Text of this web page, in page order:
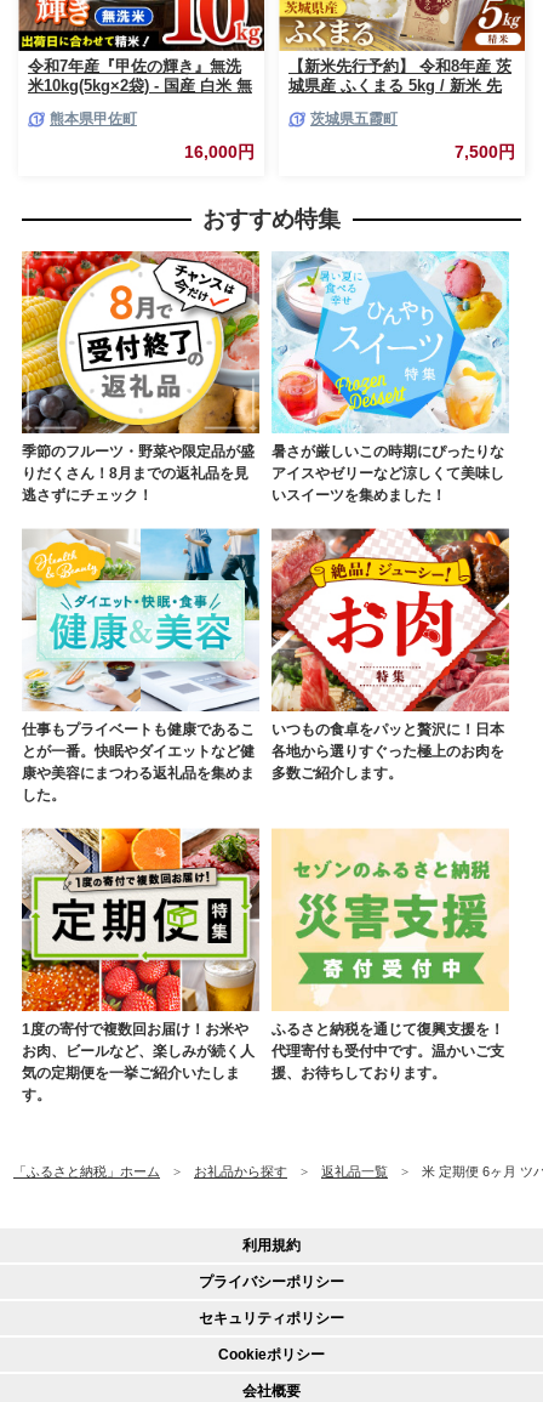
令和7年産『甲佐の輝き』無洗
米10kg(5kg×2袋) - 国産 白米 無
米 訳あり 厳選 マイスター 生活
応援 ひのひかり 森のくまさん
おすすめ 熊本県 甲佐町【価格
熊本県甲佐町
16,000円
【新米先行予約】 令和8年産 茨
城県産 ふくまる 5kg / 新米 先
精米 特A米 特A 特A評価 旨味
安心 美味しい 茨城県 五霞町
茨城県五霞町
7,500円
おすすめ特集
季節のフルーツ・野菜や限定品が盛
りだくさん！8月までの返礼品を見
逃さずにチェック！
暑さが厳しいこの時期にぴったりな
アイスやゼリーなど涼しくて美味し
いスイーツを集めました！
仕事もプライベートも健康であるこ
とが一番。快眠やダイエットなど健
康や美容にまつわる返礼品を集めま
した。
いつもの食卓をパッと贅沢に！日本
各地から選りすぐった極上のお肉を
多数ご紹介します。
1度の寄付で複数回お届け！お米や
お肉、ビールなど、楽しみが続く人
気の定期便を一挙ご紹介いたしま
す。
ふるさと納税を通じて復興支援を！
代理寄付も受付中です。温かいご支
援、お待ちしております。
「ふるさと納税」ホーム お礼品から探す 返礼品一覧 米 定期便 6ヶ月 ツ
利用規約
プライバシーポリシー
セキュリティポリシー
Cookieポリシー
会社概要